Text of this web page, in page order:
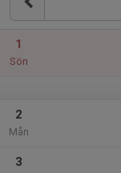
1
Sön
2
Mån
3